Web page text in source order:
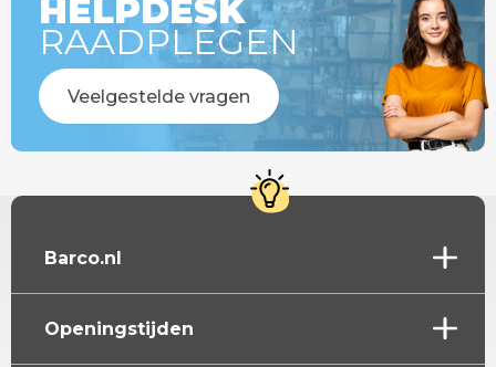
HELPDESK
RAADPLEGEN
Veelgestelde vragen
Barco.nl
Openingstijden